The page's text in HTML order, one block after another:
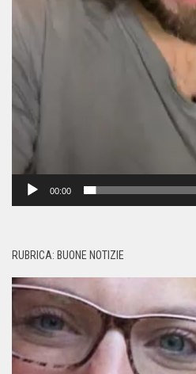
00:00
RUBRICA: BUONE NOTIZIE